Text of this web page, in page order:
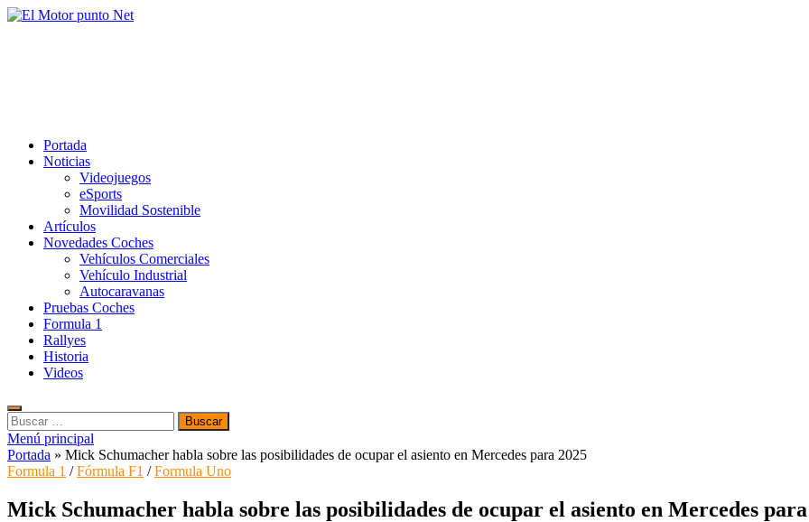
Saltar
Portada
Noticias
Videojuegos
eSports
Movilidad Sostenible
Artículos
Novedades Coches
Vehículos Comerciales
Vehículo Industrial
Autocaravanas
Pruebas Coches
Formula 1
Rallyes
Historia
Videos
Buscar:
Menú principal
Portada » Mick Schumacher habla sobre las posibilidades de ocupar el asiento en Mercedes para 2025
Formula 1 /Fórmula F1 /Formula Uno
Mick Schumacher habla sobre las posibilidades de ocupar el asiento en Mercedes